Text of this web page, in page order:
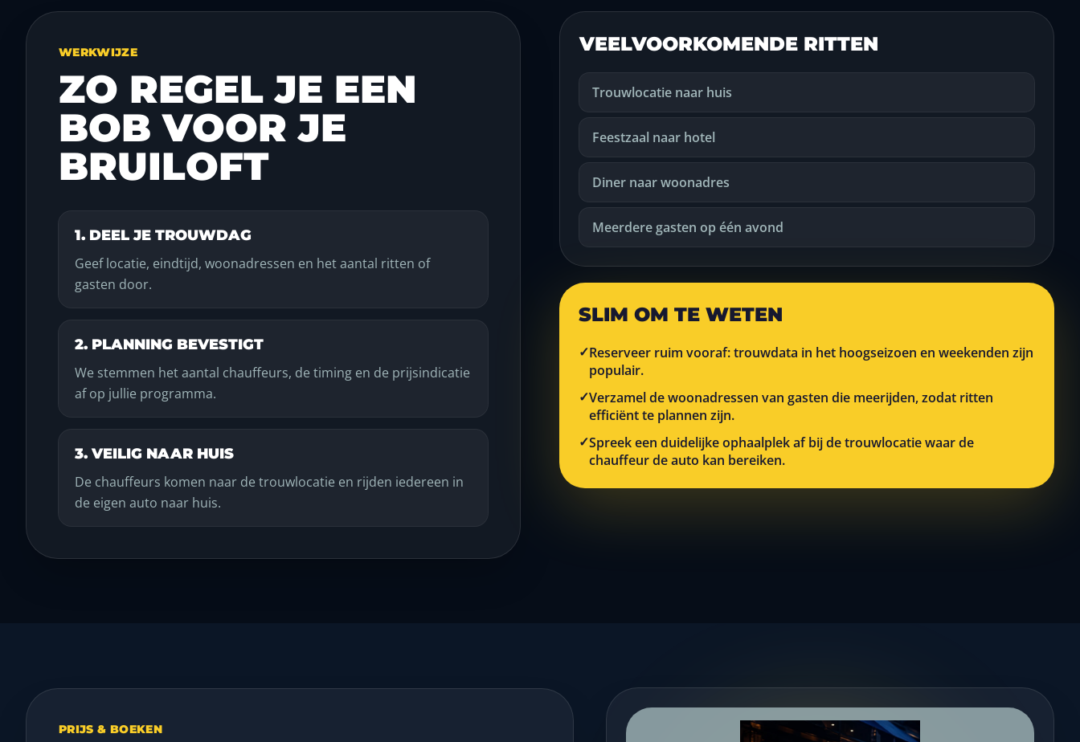
WERKWIJZE
ZO REGEL JE EEN
BOB VOOR JE
BRUILOFT
1. DEEL JE TROUWDAG
Geef locatie, eindtijd, woonadressen en het aantal ritten of
gasten door.
2. PLANNING BEVESTIGT
We stemmen het aantal chauffeurs, de timing en de prijsindicatie
af op jullie programma.
3. VEILIG NAAR HUIS
De chauffeurs komen naar de trouwlocatie en rijden iedereen in
de eigen auto naar huis.
VEELVOORKOMENDE RITTEN
Trouwlocatie naar huis
Feestzaal naar hotel
Diner naar woonadres
Meerdere gasten op één avond
SLIM OM TE WETEN
✓Reserveer ruim vooraf: trouwdata in het hoogseizoen en weekenden zijn
populair.
✓Verzamel de woonadressen van gasten die meerijden, zodat ritten
efficiënt te plannen zijn.
✓Spreek een duidelijke ophaalplek af bij de trouwlocatie waar de
chauffeur de auto kan bereiken.
PRIJS & BOEKEN